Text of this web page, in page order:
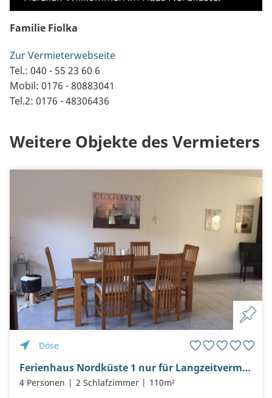
Familie Fiolka
Zur Vermieterwebseite
Tel.: 040 - 55 23 60 6
Mobil: 0176 - 80883041
Tel.2: 0176 - 48306436
Weitere Objekte des Vermieters
Döse
Ferienhaus Nordküste 1 nur für Langzeitvermietung über mehrere Monate
4 Personen 2 Schlafzimmer 110m²